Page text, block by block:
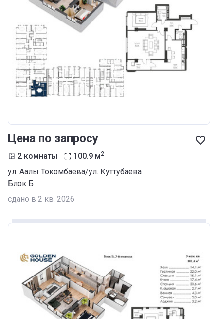
Цена по запросу
2 комнаты 100.9 м2
ул. Аалы Токомбаева/ул. Куттубаева
Блок Б
сдано в 2 кв. 2026